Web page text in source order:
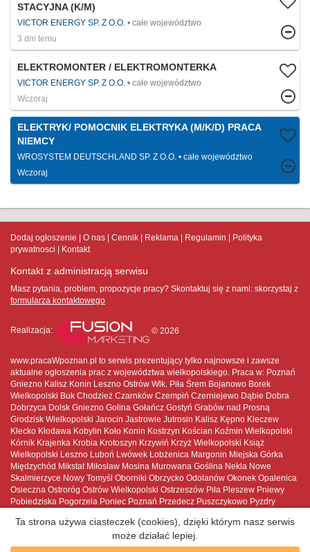
STACYJNA (K/M)
VICTOR ENERGY SP. Z O.O.
całe województwo
3 dni temu
ELEKTROMONTER / ELEKTROMONTERKA
VICTOR ENERGY SP. Z O.O.
całe województwo
Wczoraj
ELEKTRYK/ POMOCNIK ELEKTRYKA (M/K/D) PRACA
NIEMCY
WROSYSTEM DEUTSCHLAND SP. Z O.O.
całe województwo
Wczoraj
Dodaj ogłoszenie O nas Cennik Reklama Regulamin
Polityka
prywatnosci
Kontakt
Kontakt z administracją serwisu
Masz pytania, problem, propozycje pracy? Skontaktuj się z nami: skorzystaj z
formularza kontaktowego
Realizacja: © 2026
www.pracaWpoznan.pl to serwis prezentujący tylko najnowsze i zawsze
aktualne ogłoszenia prac z województwa wielkopolskiego. Praca w: Poznań
Gniezno Kalisz Konin Leszno Ostrów Wlk. Piła Śrem Bojanowo Borek
Wielkopolski Buk Chodzież Czarnków Czempiń Czerniejewo Dąbie Dobra
Dobrzyca Dolsk Gniezno Golina Gołańcz Gostyń Grabów nad Prosną
Grodzisk Wielkopolski Jarocin Jastrowie Jutrosin Kalisz Kępno Kleczew
Kłecko Kłodawa Kobylin Koło Konin Kostrzyn Kościan Koźmin Wielkopolski
Kórnik Krajenka Krobia Krotoszyn Krzywiń Krzyż Wielkopolski Książ
Wielkopolski Leszno Luboń Lwówek Łobżenica Margonin Miejska Górka
Międzychód Mikstat Miłosław Mosina Murowana Goślina Nekla Nowe
Skalmierzyce Nowy Tomyśl Oborniki Obrzycko Odolanów Okonek Opalenica
Osieczna Ostroróg Ostrów Wielkopolski Ostrzeszów Piła Pleszew Pniewy
Pobiedziska Pogorzela Poniec Poznań Przedecz Puszczykowo Pyzdry
Słupca Sompolno Stawiszyn Stęszew Sulmierzyce Swarzędz Szamocin
Szamotuły Ślesin Śmigiel Śrem Środa Wielkopolska Trzcianka Trzemeszno
Tuliszków Turek Ujście Wągrowiec Wieleń Wielichowo Witkowo Wolsztyn
Ta strona używa ciasteczek (cookies), dzięki którym nasz serwis
może działać lepiej.